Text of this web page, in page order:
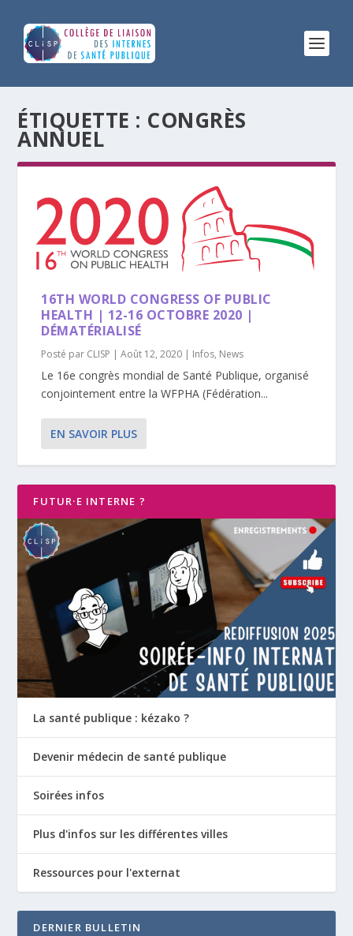
ÉTIQUETTE : CONGRÈS
ANNUEL
16TH WORLD CONGRESS OF PUBLIC
HEALTH | 12-16 OCTOBRE 2020 |
DÉMATÉRIALISÉ
Posté par CLISP |Août 12, 2020 | Infos, News
Le 16e congrès mondial de Santé Publique, organisé
conjointement entre la WFPHA (Fédération...
EN SAVOIR PLUS
FUTUR·E INTERNE ?
La santé publique : kézako ?
Devenir médecin de santé publique
Soirées infos
Plus d'infos sur les différentes villes
Ressources pour l'externat
DERNIER BULLETIN